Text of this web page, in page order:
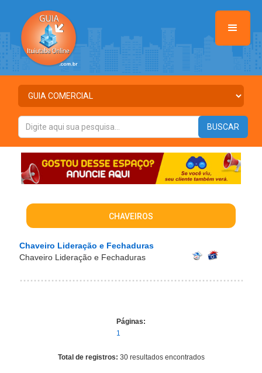
CHAVEIROS
Chaveiro Lideração e Fechaduras
Chaveiro Lideração e Fechaduras
Páginas:
1
Total de registros: 30 resultados encontrados